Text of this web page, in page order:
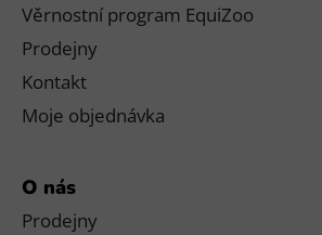
Věrnostní program EquiZoo
Prodejny
Kontakt
Moje objednávka
O nás
Prodejny